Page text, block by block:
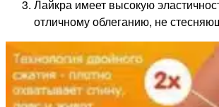
Лайкра имеет высокую
отличному облеганию, не